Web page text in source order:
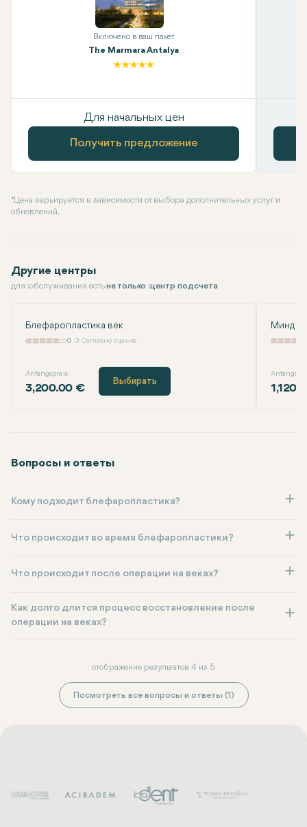
Включено в ваш пакет
The Marmara Antalya
Для начальных цен
Получить предложение
* Цена варьируется в зависимости от выбора дополнительных услуг и
обновлений.
Другие центры
для :обслуживания естьне только :центр подсчета
Блефаропластика век
0 0 Согласно оценке
Anfangspreis
3,200.00 €
Выбирать
Вопросы и ответы
Кому подходит блефаропластика?
Что происходит во время блефаропластики?
Что происходит после операции на веках?
Как долго длится процесс восстановление после
операции на веках?
отображение результатов 4 из 5
Посмотреть все вопросы и ответы (1)